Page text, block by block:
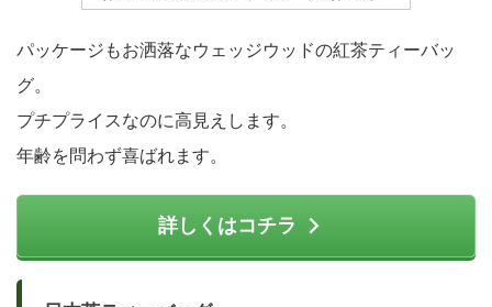
パッケージもお洒落なウェッジウッドの紅茶ティーバッ
グ。
プチプライスなのに高見えします。
年齢を問わず喜ばれます。
詳しくはコチラ